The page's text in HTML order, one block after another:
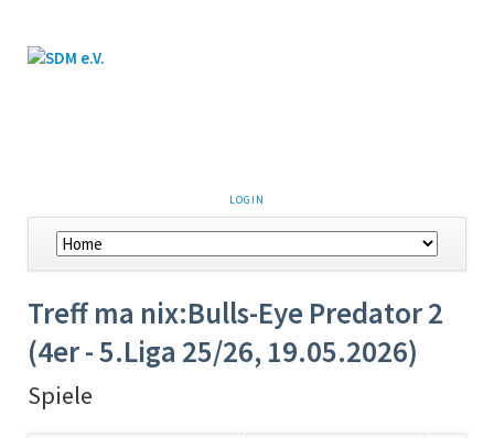
LOGIN
Treff ma nix:Bulls-Eye Predator 2
(4er - 5.Liga 25/26, 19.05.2026)
Spiele